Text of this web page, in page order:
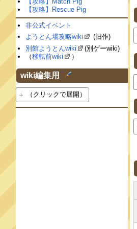
【攻略】Rescue Pig
非公式イベント
ようとん場攻略wiki
(旧作)
別館ようとんwiki
(別ゲーwiki)
（移転前wiki ）
wiki編集用 †
（クリックで展開）